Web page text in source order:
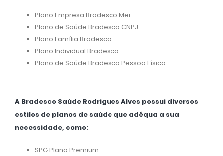
Plano Empresa Bradesco Mei
Plano de Saúde Bradesco CNPJ
Plano Família Bradesco
Plano Individual Bradesco
Plano de Saúde Bradesco Pessoa Física
A Bradesco Saúde Rodrigues Alves possui diversos
estilos de planos de saúde que adéqua a sua
necessidade, como:
SPG Plano Premium